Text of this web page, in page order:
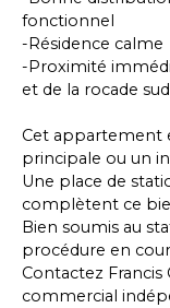
fonctionnel
-Résidence calme
-Proximité
et de la rocade sud
Cet appartement
principale ou un
Une place de
complètent ce
Bien soumis au
procédure en
Contactez Francis
commercial